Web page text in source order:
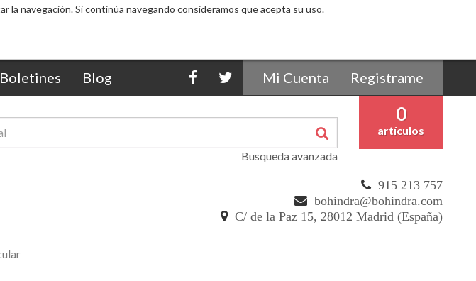
la navegación. Si continúa navegando consideramos que acepta su uso.
Boletines Blog Mi Cuenta Registrame
0
artículos
Busqueda avanzada
915 213 757
bohindra@bohindra.com
C/ de la Paz 15, 28012 Madrid (España)